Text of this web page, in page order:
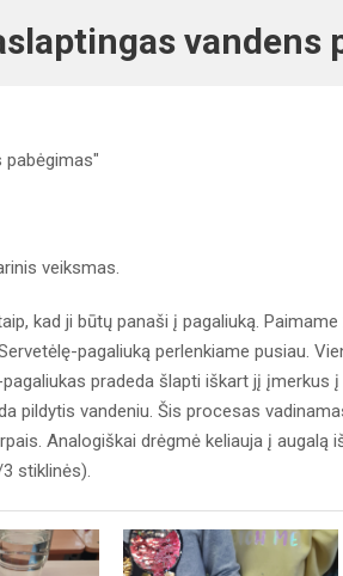
vandens
pabėgimas"
veiksmas.
kad ji būtų panaši į pagaliuką.
pagaliuką perlenkiame pusiau.
pradeda šlapti iškart jį įmerkus
pildytis vandeniu. Šis procesas
Analogiškai drėgmė keliauja į augalą
stiklinės).